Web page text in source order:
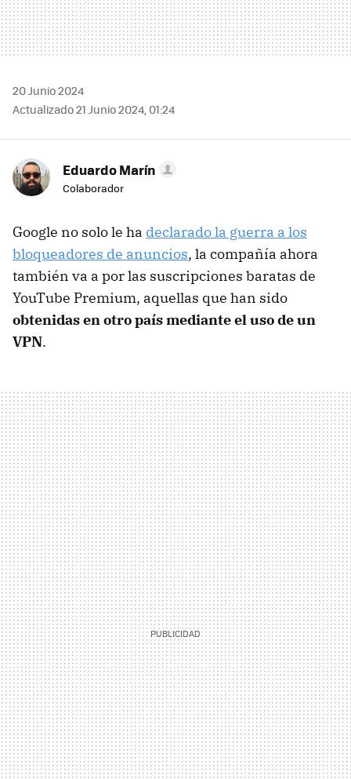
20 Junio 2024
Actualizado 21 Junio 2024, 01:24
Eduardo Marín
Colaborador
Google no solo le ha declarado la guerra a los
bloqueadores de anuncios, la compañía ahora
también va a por las suscripciones baratas de
YouTube Premium, aquellas que han sido
obtenidas en otro país mediante el uso de un
VPN.